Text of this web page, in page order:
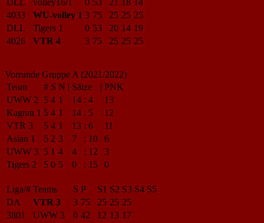
DLL
volley16/1 0 53 21 18 14
4033
WU-volley 1 3 75 25 25 25
DLL
Tigers 1 0 53 20 14 19
4026
VTR 4 3 75 25 25 25
Vorrunde Gruppe A (2021/2022)
Team
# S N | Sätze | PNK
UWW 2
5 4 1 14 : 4
13
Kagran 1 5 4 1 14 : 5
12
VTR 3
5 4 1 13 : 6
11
Asian 1
5 2 3 7 : 10
6
UWW 3 5 1 4 4 : 12
3
Tigers 2
5 0 5 0 : 15 0
Liga/# Teams S P S1 S2 S3 S4 S5
DA
VTR 3 3 75 25 25 25
3801
UWW 3 0 42 12 13 17